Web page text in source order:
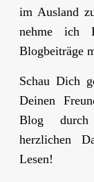
im Ausland
nehme ich
Blogbeiträge
Schau Dich
Deinen
Blog
herzlichen
Lesen!